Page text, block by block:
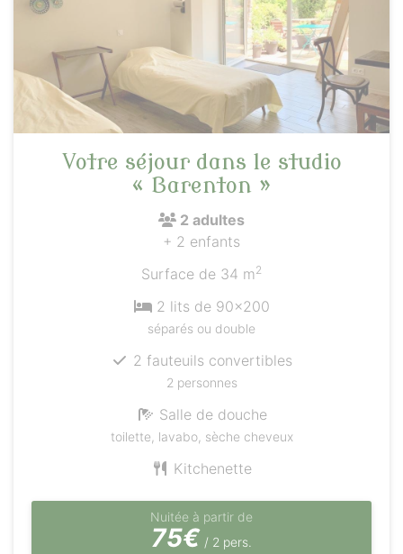
Votre séjour dans le studio
« Barenton »
2 adultes
+ 2 enfants
Surface de 34 m2
2 lits de 90x200
séparés ou double
2 fauteuils convertibles
2 personnes
Salle de douche
toilette, lavabo, sèche cheveux
Kitchenette
Nuitée à partir de
75€ / 2 pers.